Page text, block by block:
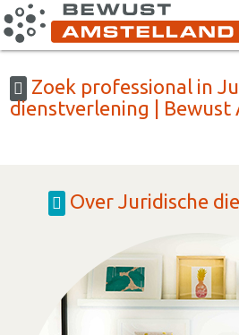
Zoek professional in
dienstverlening | Bewust
Over Juridische